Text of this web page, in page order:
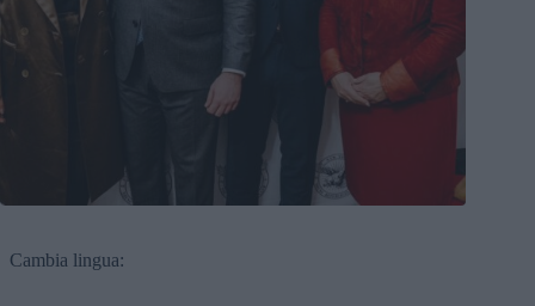
Cambia lingua: